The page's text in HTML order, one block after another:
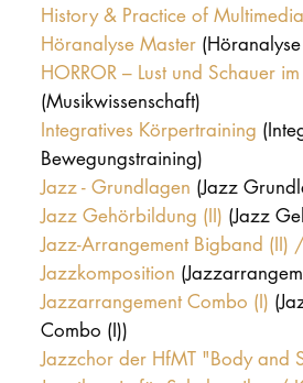
History & Practice of Multimedia
Höranalyse Master
HORROR – Lust und Schauer
(Musikwissenschaft)
Integratives Körpertraining
Bewegungstraining)
Jazz - Grundlagen (Jazz
Jazz Gehörbildung (II) (Jazz
Jazz-Arrangement Bigband
Jazzkomposition
Jazzarrangement Combo (I)
Combo (I))
Jazzchor der HfMT "Body and